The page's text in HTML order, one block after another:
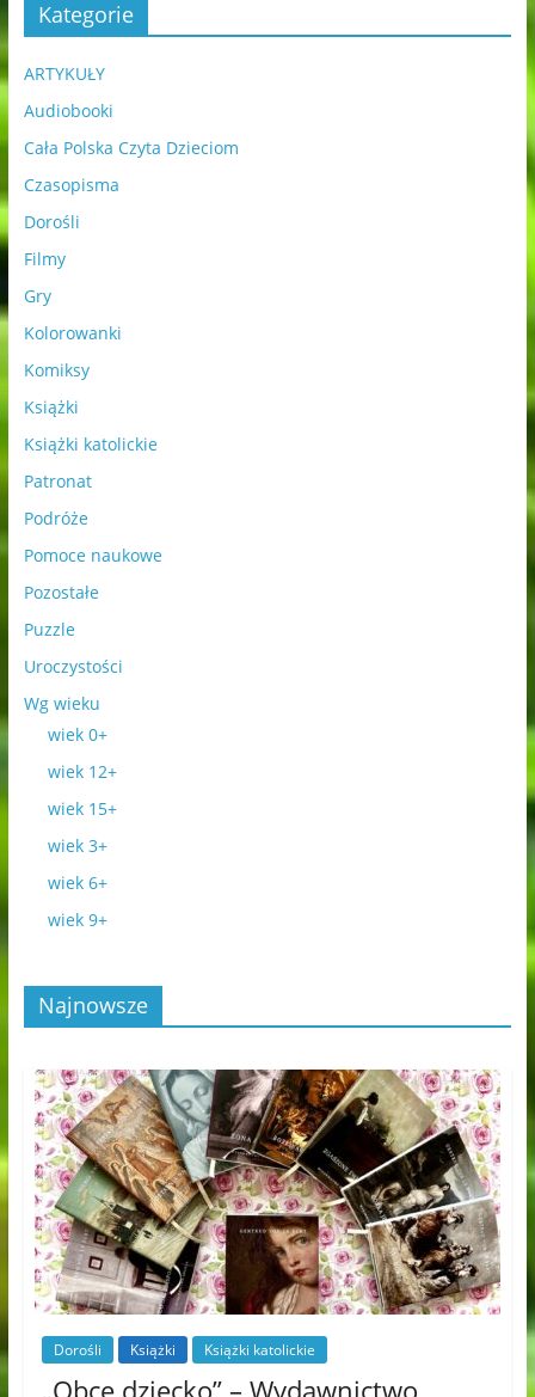
Kategorie
ARTYKUŁY
Audiobooki
Cała Polska Czyta Dzieciom
Czasopisma
Dorośli
Filmy
Gry
Kolorowanki
Komiksy
Książki
Książki katolickie
Patronat
Podróże
Pomoce naukowe
Pozostałe
Puzzle
Uroczystości
Wg wieku
wiek 0+
wiek 12+
wiek 15+
wiek 3+
wiek 6+
wiek 9+
Najnowsze
Dorośli Książki Książki katolickie